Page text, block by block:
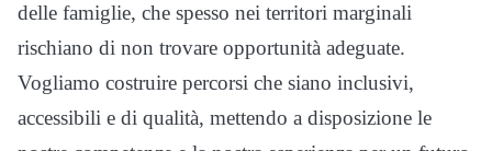
delle famiglie, che spesso nei territori marginali
rischiano di non trovare opportunità adeguate.
Vogliamo costruire percorsi che siano inclusivi,
accessibili e di qualità, mettendo a disposizione le